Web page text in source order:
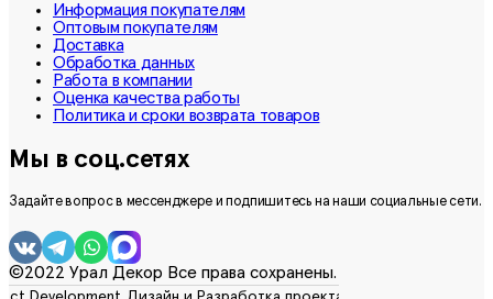
Информация покупателям
Оптовым покупателям
Доставка
Обработка данных
Работа в компании
Оценка качества работы
Политика и сроки возврата товаров
Мы в соц.сетях
Задайте вопрос в мессенджере и подпишитесь на наши социальные сети.
©2022 Урал Декор Все права сохранены.